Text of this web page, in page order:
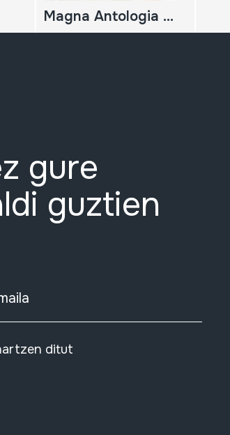
Magna Antologia del Folklore Musical de España, 6; Leon; Extremadura
gure
guztien
ditut